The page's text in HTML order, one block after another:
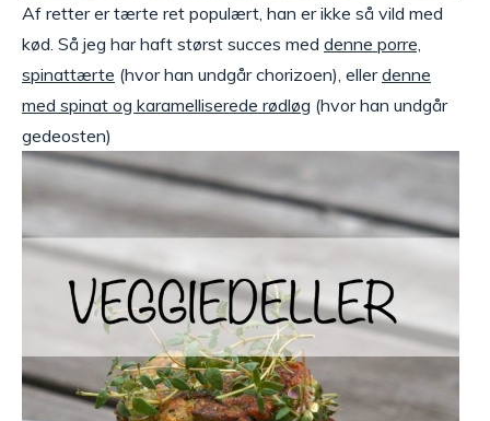
Af retter er tærte ret populært, han er ikke så vild med
kød. Så jeg har haft størst succes med denne porre,
spinattærte (hvor han undgår chorizoen), ellerdenne
med spinat og karamelliserede rødløg (hvor han undgår
gedeosten)